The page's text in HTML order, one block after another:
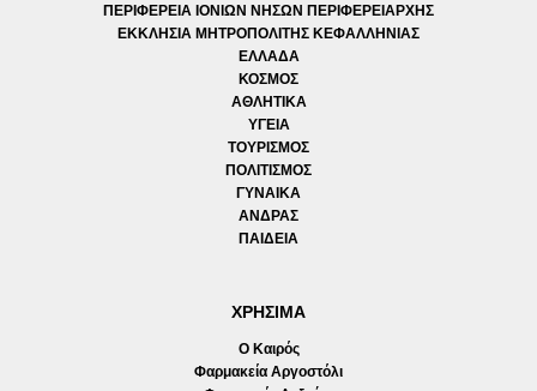
ΠΕΡΙΦΕΡΕΙΑ ΙΟΝΙΩΝ ΝΗΣΩΝ ΠΕΡΙΦΕΡΕΙΑΡΧΗΣ
ΕΚΚΛΗΣΙΑ ΜΗΤΡΟΠΟΛΙΤΗΣ ΚΕΦΑΛΛΗΝΙΑΣ
ΕΛΛΑΔΑ
ΚΟΣΜΟΣ
ΑΘΛΗΤΙΚΑ
ΥΓΕΙΑ
ΤΟΥΡΙΣΜΟΣ
ΠΟΛΙΤΙΣΜΟΣ
ΓΥΝΑΙΚΑ
ΑΝΔΡΑΣ
ΠΑΙΔΕΙΑ
ΧΡΗΣΙΜΑ
Ο Καιρός
Φαρμακεία Αργοστόλι